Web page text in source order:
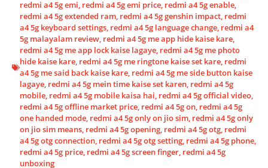
redmi a4 5g emi, redmi a4 5g emi price, redmi a4 5g enable,
redmi a4 5g extended ram, redmi a4 5g genshin impact, redmi
a4 5g keyboard settings, redmi a4 5g language change, redmi a4
5g malayalam review, redmi a4 5g me app hide kaise kare,
redmi a4 5g me app lock kaise lagaye, redmi a4 5g me photo
hide kaise kare, redmi a4 5g me ringtone kaise set kare, redmi
a4 5g me said back kaise kare, redmi a4 5g me side button kaise
lagaye, redmi a4 5g mein time kaise set karen, redmi a4 5g
mobile, redmi a4 5g mobile kaisa hai, redmi a4 5g official video,
redmi a4 5g offline market price, redmi a4 5g on, redmi a4 5g
one handed mode, redmi a4 5g only on jio sim, redmi a4 5g only
on jio sim means, redmi a4 5g opening, redmi a4 5g otg, redmi
a4 5g otg connection, redmi a4 5g otg setting, redmi a4 5g phone,
redmi a4 5g price, redmi a4 5g screen finger, redmi a4 5g
unboxing